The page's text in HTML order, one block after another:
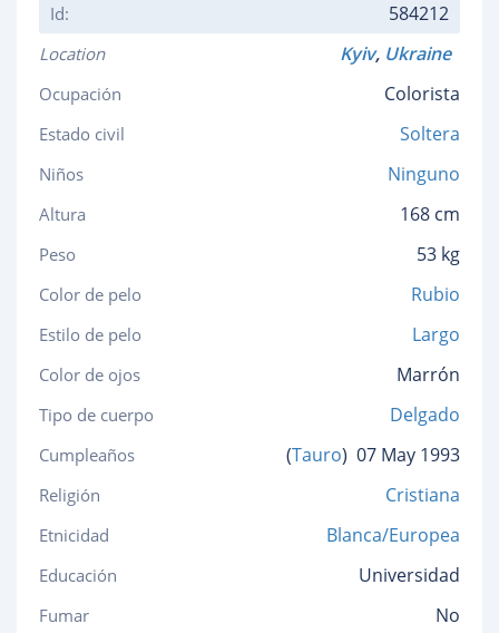
Id: 584212
Location Kyiv, Ukraine
Ocupación Colorista
Estado civil Soltera
Niños Ninguno
Altura 168 cm
Peso 53 kg
Color de pelo Rubio
Estilo de pelo Largo
Color de ojos Marrón
Tipo de cuerpo Delgado
Cumpleaños (Tauro) 07 May 1993
Religión Cristiana
Etnicidad Blanca/Europea
Educación Universidad
Fumar No